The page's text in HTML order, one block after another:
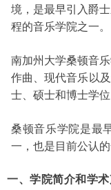
境，是最早引入爵
程的音乐学院之一。
南加州大学桑顿音
作曲、现代音乐以
士、硕士和博士学位
桑顿音乐学院是最
一，也是目前公认
一、学院简介和学术